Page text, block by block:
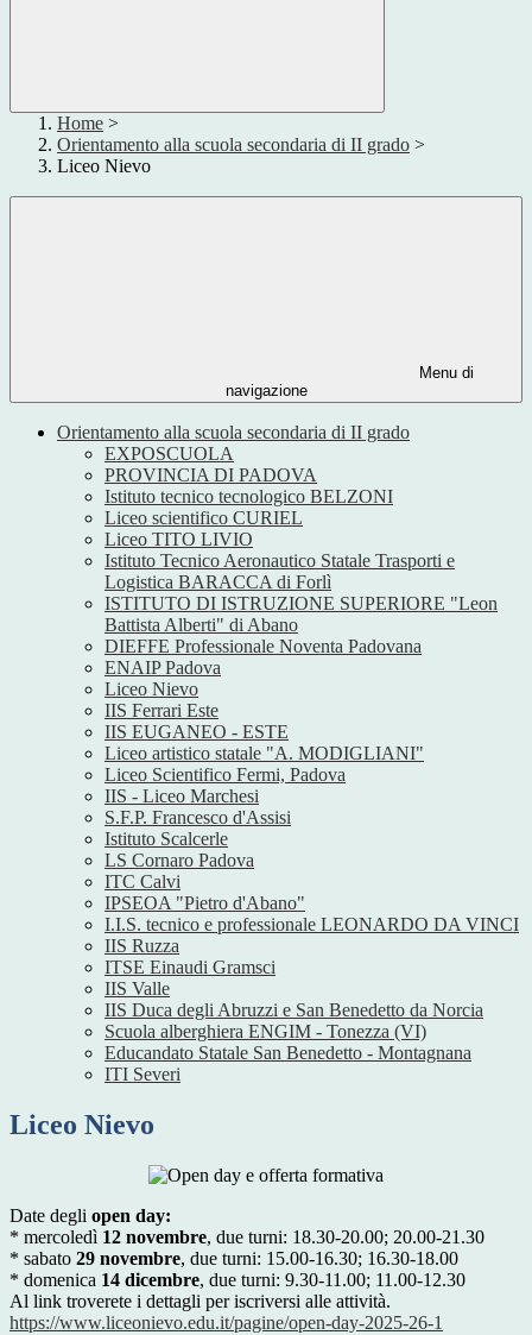
Home >
Orientamento alla scuola secondaria di II grado >
Liceo Nievo
Menu di
navigazione
Orientamento alla scuola secondaria di II grado
EXPOSCUOLA
PROVINCIA DI PADOVA
Istituto tecnico tecnologico BELZONI
Liceo scientifico CURIEL
Liceo TITO LIVIO
Istituto Tecnico Aeronautico Statale Trasporti e
Logistica BARACCA di Forlì
ISTITUTO DI ISTRUZIONE SUPERIORE "Leon
Battista Alberti" di Abano
DIEFFE Professionale Noventa Padovana
ENAIP Padova
Liceo Nievo
IIS Ferrari Este
IIS EUGANEO - ESTE
Liceo artistico statale "A. MODIGLIANI"
Liceo Scientifico Fermi, Padova
IIS - Liceo Marchesi
S.F.P. Francesco d'Assisi
Istituto Scalcerle
LS Cornaro Padova
ITC Calvi
IPSEOA "Pietro d'Abano"
I.I.S. tecnico e professionale LEONARDO DA VINCI
IIS Ruzza
ITSE Einaudi Gramsci
IIS Valle
IIS Duca degli Abruzzi e San Benedetto da Norcia
Scuola alberghiera ENGIM - Tonezza (VI)
Educandato Statale San Benedetto - Montagnana
ITI Severi
Liceo Nievo
Date degli open day:
* mercoledì 12 novembre, due turni: 18.30-20.00; 20.00-21.30
* sabato 29 novembre, due turni: 15.00-16.30; 16.30-18.00
* domenica 14 dicembre, due turni: 9.30-11.00; 11.00-12.30
Al link troverete i dettagli per iscriversi alle attività.
https://www.liceonievo.edu.it/pagine/open-day-2025-26-1